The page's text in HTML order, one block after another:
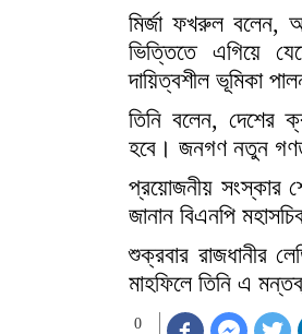
মির্জা ফখরুল বলেন,
ভিত্তিতে এগিয়ে
দায়িত্বশীল ভূমিকা
তিনি বলেন, দেশের
হবে। জনগণ নতুন
প্রয়োজনীয় সংস্কার
জানান বিএনপি
শুক্রবার রাজধানীর
মাহফিলে তিনি এ
0